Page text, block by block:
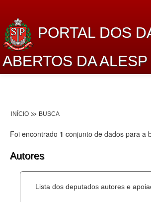
PORTAL DOS
ABERTOS DA ALESP
Lei de Acesso à Informação
Dados Governamentais Abertos
INÍCIO BUSCA
Foi encontrado 1 conjunto de dados para a
Autores
Lista dos deputados autores e